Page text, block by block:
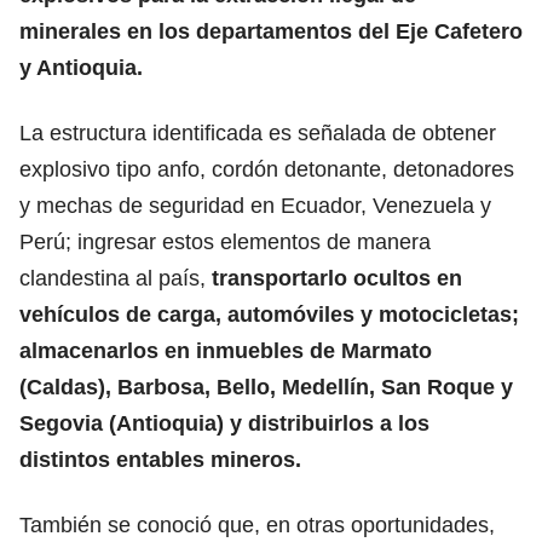
minerales en los departamentos del Eje Cafetero
y Antioquia.
La estructura identificada es señalada de obtener
explosivo tipo anfo, cordón detonante, detonadores
y mechas de seguridad en Ecuador, Venezuela y
Perú; ingresar estos elementos de manera
clandestina al país, transportarlo ocultos en
vehículos de carga, automóviles y motocicletas;
almacenarlos en inmuebles de Marmato
(Caldas), Barbosa, Bello, Medellín, San Roque y
Segovia (Antioquia) y distribuirlos a los
distintos entables mineros.
También se conoció que, en otras oportunidades,